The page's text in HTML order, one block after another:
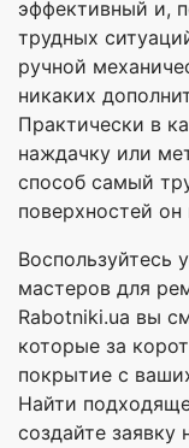
эффективный и,
трудных
ручной
никаких
Практически в
наждачку или
способ самый
поверхностей
Воспользуйтесь
мастеров для
Rabotniki.ua вы
которые за
покрытие с
Найти
создайте